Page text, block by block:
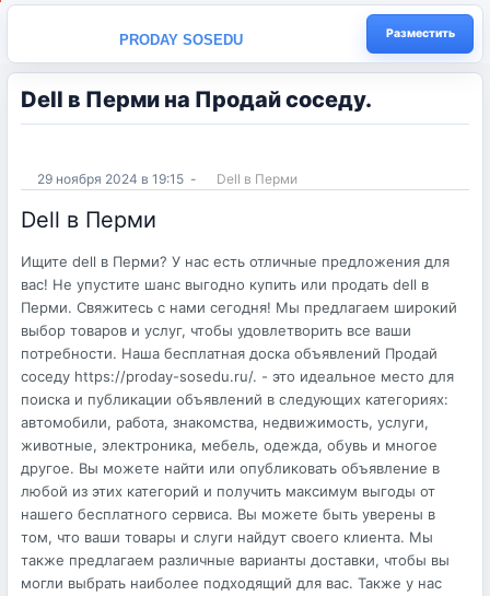
PRODAY SOSEDU Разместить
Dell в Перми на Продай соседу.
29 ноября 2024 в 19:15 - Dell в Перми
Dell в Перми
Ищите dell в Перми? У нас есть отличные предложения для
вас! Не упустите шанс выгодно купить или продать dell в
Перми. Свяжитесь с нами сегодня! Мы предлагаем широкий
выбор товаров и услуг, чтобы удовлетворить все ваши
потребности. Наша бесплатная доска объявлений Продай
соседу https://proday-sosedu.ru/. - это идеальное место для
поиска и публикации объявлений в следующих категориях:
автомобили, работа, знакомства, недвижимость, услуги,
животные, электроника, мебель, одежда, обувь и многое
другое. Вы можете найти или опубликовать объявление в
любой из этих категорий и получить максимум выгоды от
нашего бесплатного сервиса. Вы можете быть уверены в
том, что ваши товары и слуги найдут своего клиента. Мы
также предлагаем различные варианты доставки, чтобы вы
могли выбрать наиболее подходящий для вас. Также у нас